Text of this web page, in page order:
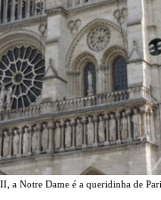
a Notre Dame é a queridinha de